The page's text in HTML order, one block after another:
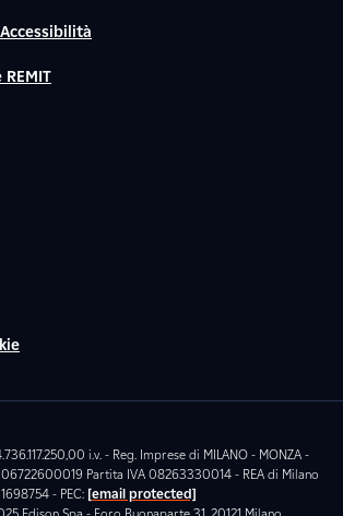
i.v. - Reg. Imprese di MILANO - MONZA -
06722600019 Partita IVA 08263330014 - REA di Milano
1698754 - PEC: [email protected]